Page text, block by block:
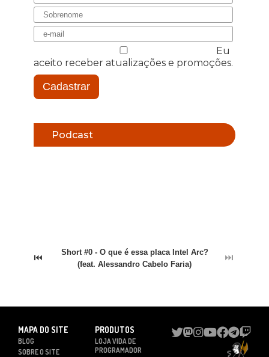
Eu
aceito receber atualizações e promoções.
Cadastrar
Podcast
⏮
Short #0 - O que é essa placa Intel Arc?
(feat. Alessandro Cabelo Faria)
⏭
MAPA DO SITE
BLOG
SOBRE O SITE
PRODUTOS
LOJA VIDA DE
PROGRAMADOR